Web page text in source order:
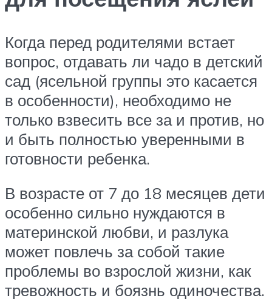
Когда перед родителями встает
вопрос, отдавать ли чадо в детский
сад (ясельной группы это касается
в особенности), необходимо не
только взвесить все за и против, но
и быть полностью уверенными в
готовности ребенка.
В возрасте от 7 до 18 месяцев дети
особенно сильно нуждаются в
материнской любви, и разлука
может повлечь за собой такие
проблемы во взрослой жизни, как
тревожность и боязнь одиночества.